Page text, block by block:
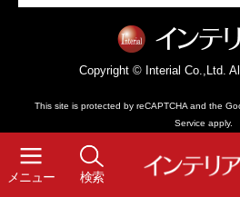
メニュー 検索
Copyright © Interial Co.,Ltd.
This site is protected by reCAPTCHA and the
Service apply.